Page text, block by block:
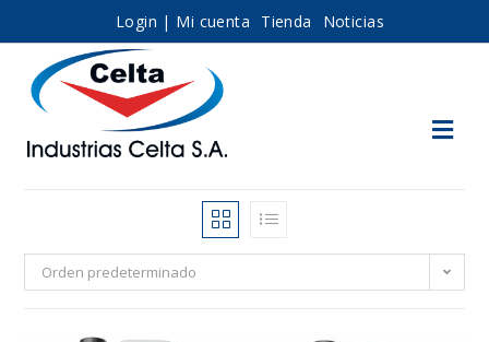
Login | Mi cuenta Tienda Noticias
Orden predeterminado